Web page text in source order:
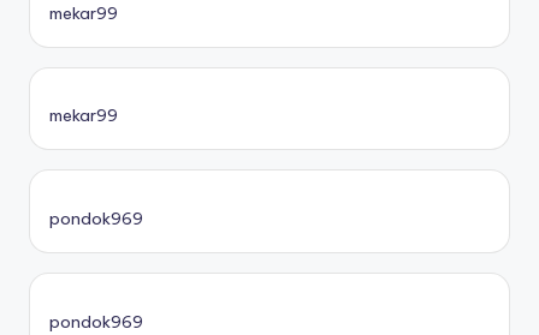
mekar99
mekar99
pondok969
pondok969